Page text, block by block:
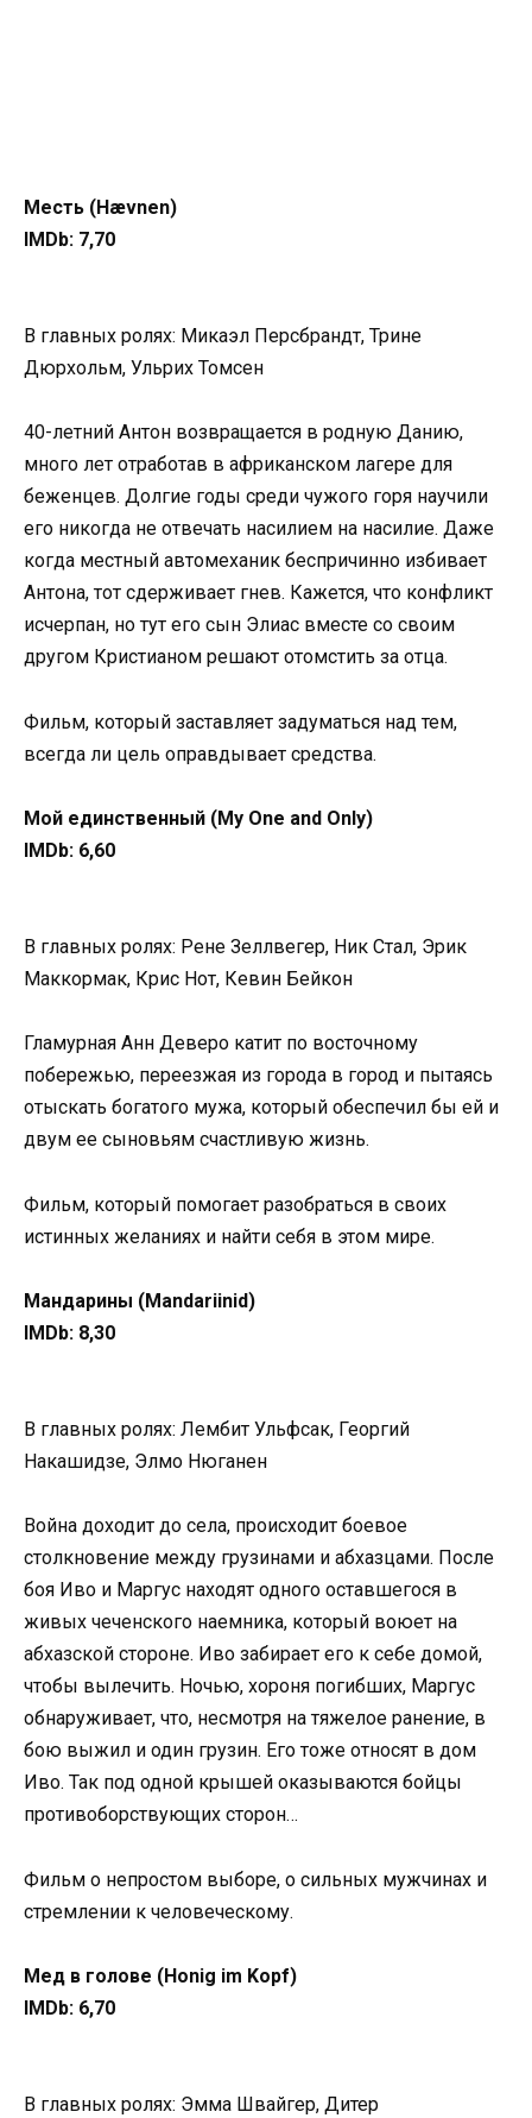
Месть (Hævnen)
IMDb: 7,70
В главных ролях: Микаэл Персбрандт, Трине
Дюрхольм, Ульрих Томсен
40-летний Антон возвращается в родную Данию,
много лет отработав в африканском лагере для
беженцев. Долгие годы среди чужого горя научили
его никогда не отвечать насилием на насилие. Даже
когда местный автомеханик беспричинно избивает
Антона, тот сдерживает гнев. Кажется, что конфликт
исчерпан, но тут его сын Элиас вместе со своим
другом Кристианом решают отомстить за отца.
Фильм, который заставляет задуматься над тем,
всегда ли цель оправдывает средства.
Мой единственный (My One and Only)
IMDb: 6,60
В главных ролях: Рене Зеллвегер, Ник Стал, Эрик
Маккормак, Крис Нот, Кевин Бейкон
Гламурная Анн Деверо катит по восточному
побережью, переезжая из города в город и пытаясь
отыскать богатого мужа, который обеспечил бы ей и
двум ее сыновьям счастливую жизнь.
Фильм, который помогает разобраться в своих
истинных желаниях и найти себя в этом мире.
Мандарины (Mandariinid)
IMDb: 8,30
В главных ролях: Лембит Ульфсак, Георгий
Накашидзе, Элмо Нюганен
Война доходит до села, происходит боевое
столкновение между грузинами и абхазцами. После
боя Иво и Маргус находят одного оставшегося в
живых чеченского наемника, который воюет на
абхазской стороне. Иво забирает его к себе домой,
чтобы вылечить. Ночью, хороня погибших, Маргус
обнаруживает, что, несмотря на тяжелое ранение, в
бою выжил и один грузин. Его тоже относят в дом
Иво. Так под одной крышей оказываются бойцы
противоборствующих сторон…
Фильм о непростом выборе, о сильных мужчинах и
стремлении к человеческому.
Мед в голове (Honig im Kopf)
IMDb: 6,70
В главных ролях: Эмма Швайгер, Дитер